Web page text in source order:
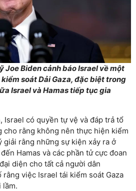
Joe Biden cảnh báo Israel về một
kiểm soát Dải Gaza, đặc biệt trong
Israel và Hamas tiếp tục gia
Israel có quyền tự vệ và đáp trả tổ
cho rằng không nên thực hiện kiểm
giải rằng những sự kiện xảy ra ở
Hamas và các phần tử cực đoan
diện cho tất cả người dân
việc Israel tái kiểm soát Gaza
lầm.